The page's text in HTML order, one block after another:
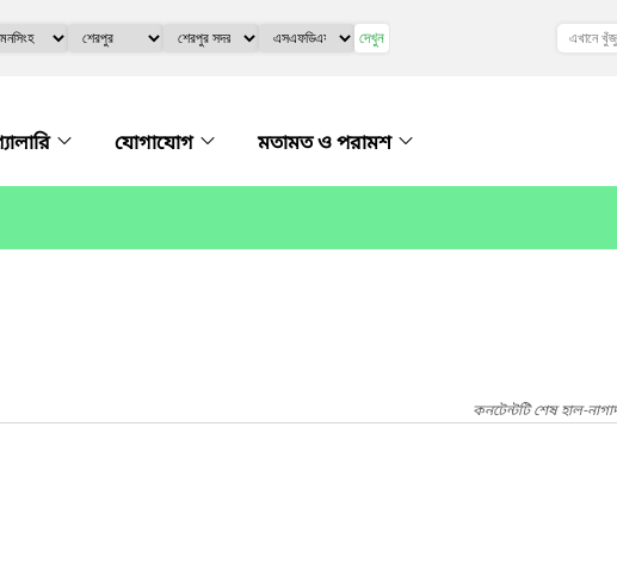
দেখুন
যোগাযোগ মতামত ও পরামশ
কনটেন্টটি শেষ হাল-